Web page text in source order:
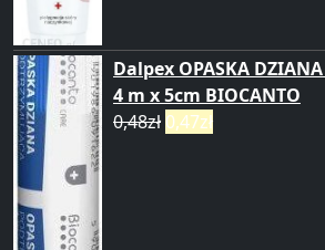
Dalpex OPASKA
4 m x 5cm BIOCANTO
0,48zł 0,47zł